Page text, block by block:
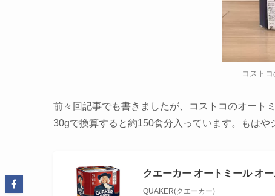
コスト
前々回記事でも書きましたが、コストコのオート
30gで換算すると約150食分 入っています。もはや
クエーカー オートミール オ
QUAKER(クエーカー)